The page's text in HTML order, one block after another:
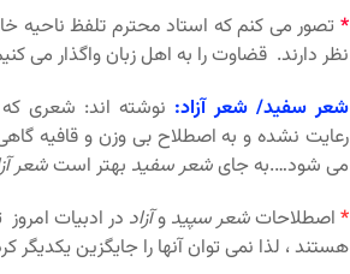
* تصور می کنم که استاد محترم تلفظ ناحیه
نظر دارند. قضاوت را به اهل زبان واگذار می
شعر سفید/ شعر آزاد: نوشته اند: شعری
رعایت نشده و به اصطلاح بی وزن و قافیه
می شود….به جایشعر سفید بهتر استشعر
* اصطلاحاتشعر سپید وآزاد در ادبیات
هستند ، لذا نمی توان آنها را جایگزین یکدیگر